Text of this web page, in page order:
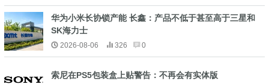
华为小米长协锁产能 长鑫：产品不低于甚至高于三星和
SK海力士
2026-08-06 326 0
索尼在PS5包装盒上贴警告：不再会有实体版